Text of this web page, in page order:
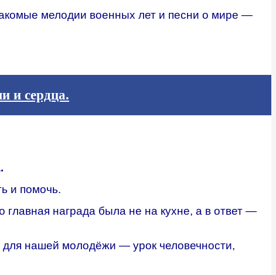
мелодии военных лет и песни о мире —
и сердца.
и помочь.
награда была не на кухне, а в ответ —
для нашей молодёжи — урок человечности,